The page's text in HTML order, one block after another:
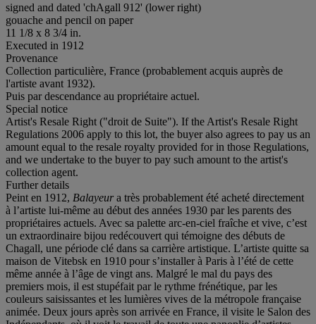
signed and dated 'chAgall 912' (lower right)
gouache and pencil on paper
11 1/8 x 8 3/4 in.
Executed in 1912
Provenance
Collection particulière, France (probablement acquis auprès de
l'artiste avant 1932).
Puis par descendance au propriétaire actuel.
Special notice
Artist's Resale Right ("droit de Suite"). If the Artist's Resale Right
Regulations 2006 apply to this lot, the buyer also agrees to pay us an
amount equal to the resale royalty provided for in those Regulations,
and we undertake to the buyer to pay such amount to the artist's
collection agent.
Further details
Peint en 1912, Balayeura très probablement été acheté directement
à l’artiste lui-même au début des années 1930 par les parents des
propriétaires actuels. Avec sa palette arc-en-ciel fraîche et vive, c’est
un extraordinaire bijou redécouvert qui témoigne des débuts de
Chagall, une période clé dans sa carrière artistique. L’artiste quitte sa
maison de Vitebsk en 1910 pour s’installer à Paris à l’été de cette
même année à l’âge de vingt ans. Malgré le mal du pays des
premiers mois, il est stupéfait par le rythme frénétique, par les
couleurs saisissantes et les lumières vives de la métropole française
animée. Deux jours après son arrivée en France, il visite le Salon des